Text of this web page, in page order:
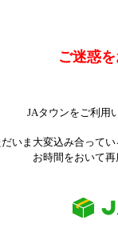
ご迷惑
JAタウンをご利用
だいま大変込み合って
お時間をおいて